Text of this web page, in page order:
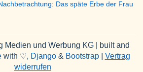
Das späte Erbe der Frau
Medien und Werbung KG | built and
with ♡, Django& Bootstrap| Vertrag
widerrufen